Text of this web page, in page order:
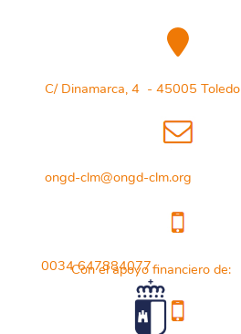
C/ Dinamarca, 4 - 45005 Toledo
ongd-clm@ongd-clm.org
0034 647884077
Con el apoyo financiero de: